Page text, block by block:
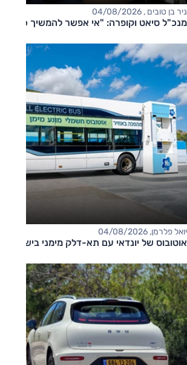
ניר בן טובים , 04/08/2026
מנכ"ל סיאט וקופרה: "אי אפשר להמשיך כך"
יואל פלרמן, 04/08/2026
אוטובוס של יונדאי עם תא-דלק מימני בישראל